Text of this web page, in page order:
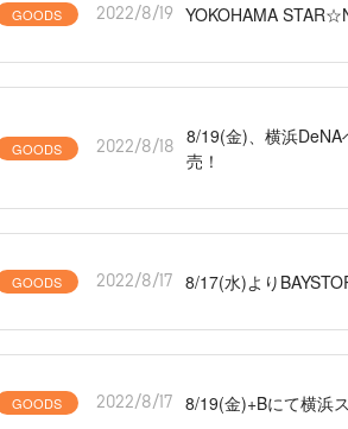
GOODS 2022/8/19 YOKOHAMA
GOODS 2022/8/18
8/19(金)、横浜
売！
GOODS 2022/8/17 8/17(水)より
GOODS 2022/8/17 8/19(金)+Bにて横浜